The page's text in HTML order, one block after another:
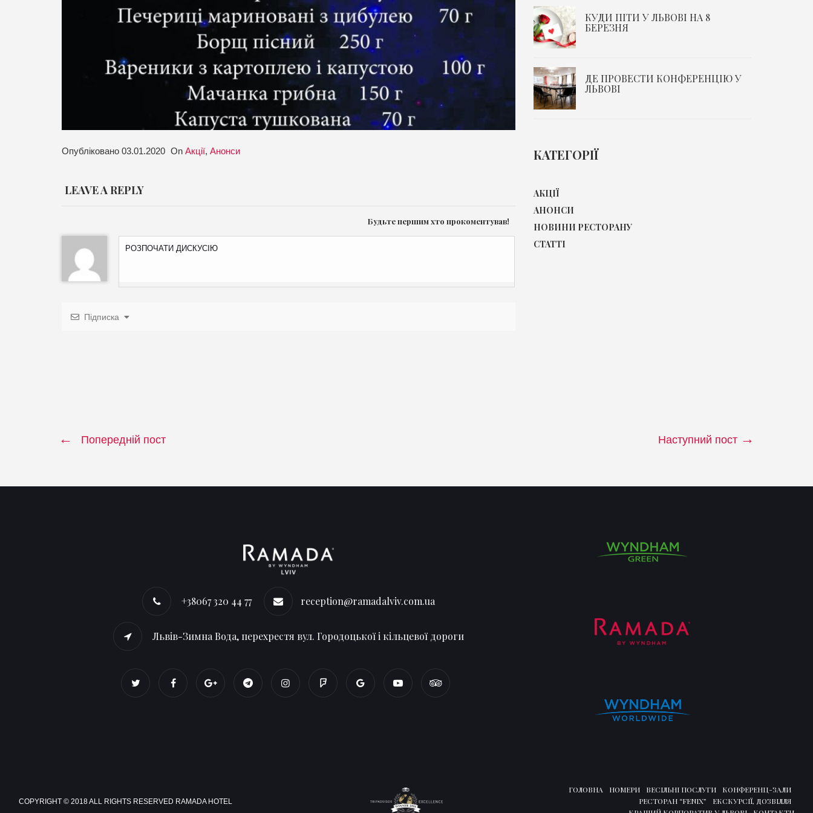
Опубліковано 03.01.2020 On Акції, Анонси
LEAVE A REPLY
Будьте першим хто прокоментував!
Підписка
КУДИ ПІТИ У ЛЬВОВІ НА 8
БЕРЕЗНЯ
ДЕ ПРОВЕСТИ КОНФЕРЕНЦІЮ У
ЛЬВОВІ
КАТЕГОРІЇ
АКЦІЇ
АНОНСИ
НОВИНИ РЕСТОРАНУ
СТАТТІ
Попередній пост Наступний пост
+38067 320 44 77 reception@ramadalviv.com.ua
Львів-Зимна Вода, перехрестя вул. Городоцької і кільцевої дороги
COPYRIGHT © 2018 ALL RIGHTS RESERVED RAMADA HOTEL
ГОЛОВНА НОМЕРИ ВЕСІЛЬНІ ПОСЛУГИ
КОНФЕРЕНЦ-ЗАЛИ
РЕСТОРАН “FENIX”
ЕКСКУРСІЇ, ДОЗВІЛЛЯ